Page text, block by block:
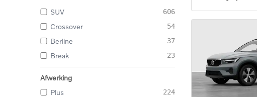
SUV
606
Crossover 54
Berline 37
Break 23
Afwerking
Plus
224